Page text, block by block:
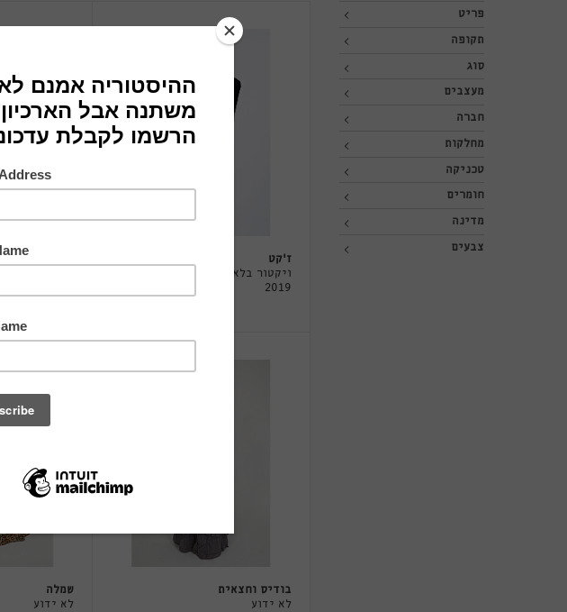
פריט
תקופה
סוג
מעצבים
חברה
מחלקות
טכניקה
חומרים
מדינה
צבעים
ז'קט
ויקטור בלאיש
2019
בודיס וחצאית
לא ידוע
שמלה
לא ידוע